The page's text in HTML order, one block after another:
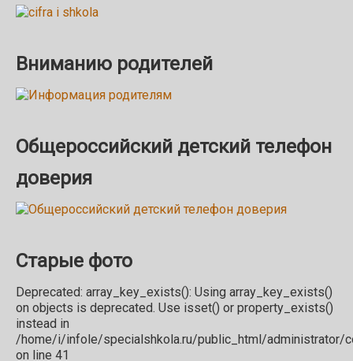
Вниманию родителей
Общероссийский детский телефон
доверия
Старые фото
Deprecated: array_key_exists(): Using array_key_exists()
on objects is deprecated. Use isset() or property_exists()
instead in
/home/i/infole/specialshkola.ru/public_html/
on line 41